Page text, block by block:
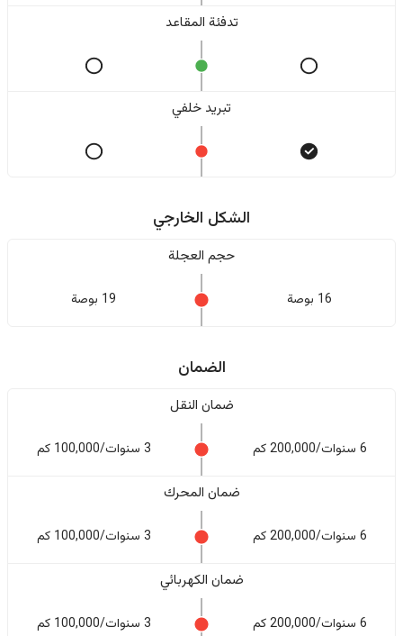
تدفئة المقاعد
تبريد خلفي
الشكل الخارجي
حجم العجلة
16 بوصة 19 بوصة
الضمان
ضمان النقل
6 سنوات/200,000 كم 3 سنوات/100,000 كم
ضمان المحرك
6 سنوات/200,000 كم 3 سنوات/100,000 كم
ضمان الكهربائي
6 سنوات/200,000 كم 3 سنوات/100,000 كم